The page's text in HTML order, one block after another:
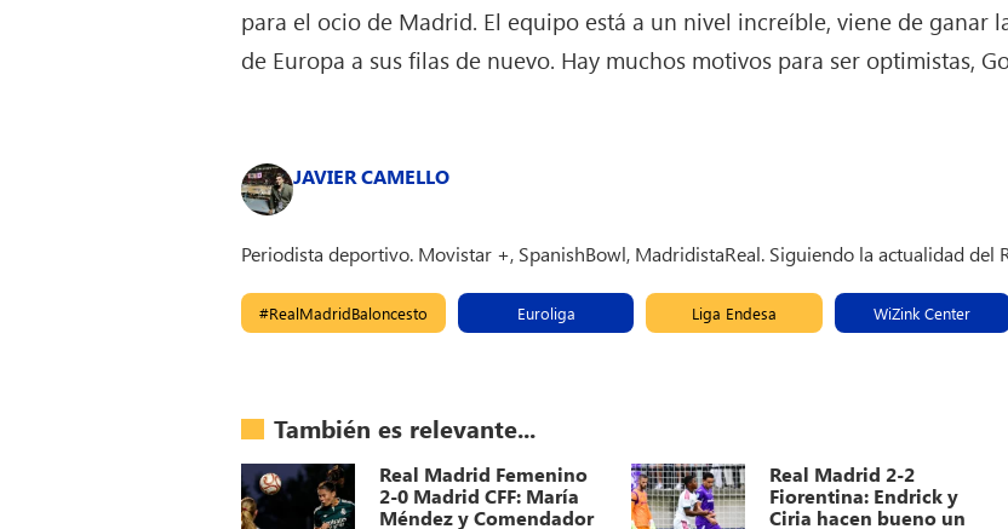
para el ocio de Madrid. El equipo está a un nivel increíble, viene de ganar
de Europa a sus filas de nuevo. Hay muchos motivos para ser optimistas,
JAVIER CAMELLO
Periodista deportivo. Movistar +, SpanishBowl, MadridistaReal. Siguiendo la actualidad del
#RealMadridBaloncesto Euroliga Liga Endesa WiZink Center
También es relevante...
Real Madrid Femenino
2-0 Madrid CFF: María
Méndez y Comendador
Real Madrid 2-2
Fiorentina: Endrick y
Ciria hacen bueno un